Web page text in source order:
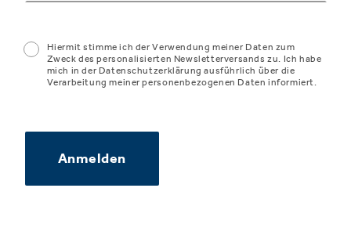
Hiermit stimme ich der Verwendung meiner Daten zum
Zweck des personalisierten Newsletterversands zu. Ich habe
mich in der Datenschutzerklärung ausführlich über die
Verarbeitung meiner personenbezogenen Daten informiert.
Anmelden